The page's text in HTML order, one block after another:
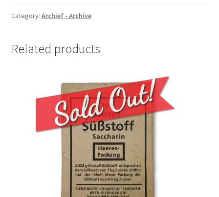
Category: Archief - Archive
Related products